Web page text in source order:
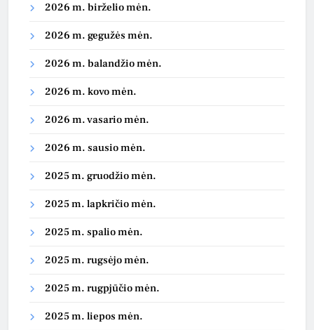
2026 m. birželio mėn.
2026 m. gegužės mėn.
2026 m. balandžio mėn.
2026 m. kovo mėn.
2026 m. vasario mėn.
2026 m. sausio mėn.
2025 m. gruodžio mėn.
2025 m. lapkričio mėn.
2025 m. spalio mėn.
2025 m. rugsėjo mėn.
2025 m. rugpjūčio mėn.
2025 m. liepos mėn.